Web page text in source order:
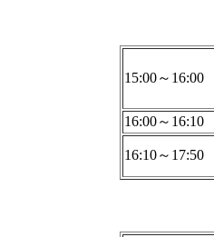
15:00～16:00
16:00～16:10
16:10～17:50